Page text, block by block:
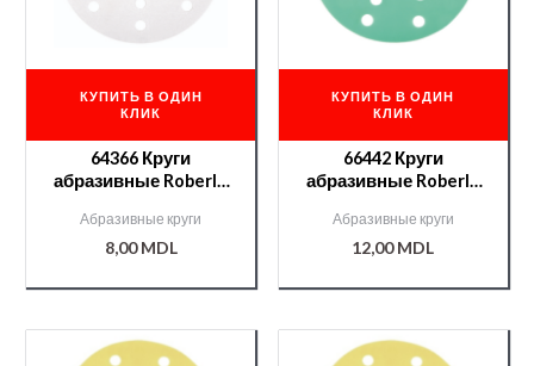
КУПИТЬ В ОДИН
КЛИК
64366 Круги
абразивные Roberlo
Абразивные круги
8,00MDL
КУПИТЬ В ОДИН
КЛИК
66442 Круги
абразивные Roberlo
P1200
Абразивные круги
12,00MDL